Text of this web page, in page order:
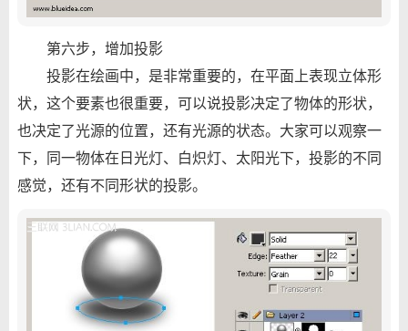
第六步，增加投影
投影在绘画中，是非常重要的，在平面上表现立体形
状，这个要素也很重要，可以说投影决定了物体的形状，
也决定了光源的位置，还有光源的状态。大家可以观察一
下，同一物体在日光灯、白炽灯、太阳光下，投影的不同
感觉，还有不同形状的投影。